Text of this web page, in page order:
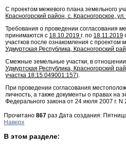
С проектом межевого плана земельного
Красногорский район, с. Красногорское,
Требования о проведении согласования
принимаются с 18.10.2019 г. по 18.11.2019
участков после ознакомления с проектом
Удмуртская Республика, Красногорский
Смежные земельные участки, в
Удмуртская Республика, Красногорский
участка 18:15:049001:157).
При проведении согласования
личность, а также документы о правах на
Федерального закона от 24 июля 2007 г.
Прочитано 867 раз Дата создания:
Наверх
В этом разделе: